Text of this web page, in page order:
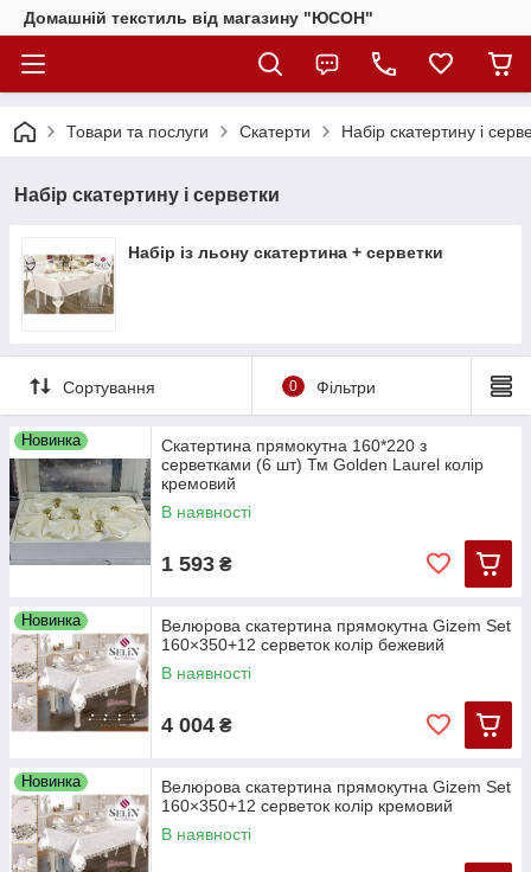
Домашній текстиль від магазину "ЮСОН"
Товари та послуги Скатерти Набір скатертину і
Набір скатертину і серветки
Набір із льону скатертина + серветки
Сортування 0 Фільтри
Новинка
Скатертина прямокутна 160*220 з
серветками (6 шт) Тм Golden Laurel колір
кремовий
В наявності
1 593 ₴
Новинка
Велюрова скатертина прямокутна Gizem Set
160×350+12 серветок колір бежевий
В наявності
4 004 ₴
Новинка
Велюрова скатертина прямокутна Gizem Set
160×350+12 серветок колір кремовий
В наявності